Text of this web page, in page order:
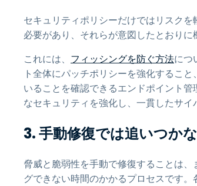
セキュリティポリシーだけではリスク
必要があり、それらが意図したとおりに
これには、 フィッシングを防ぐ方法につ
ト全体にパッチポリシーを強化するこ
いることを確認できるエンドポイント
なセキュリティを強化し、一貫したサイ
3. 手動修復では追いつか
脅威と脆弱性を手動で修復することは
グできない時間のかかるプロセスです